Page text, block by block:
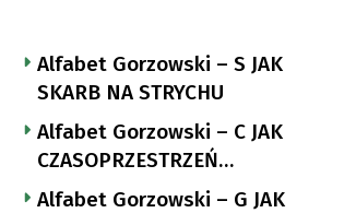
Alfabet Gorzowski – S JAK
SKARB NA STRYCHU
Alfabet Gorzowski – C JAK
CZASOPRZESTRZEŃ
NUTTGENSA
Alfabet Gorzowski – G JAK